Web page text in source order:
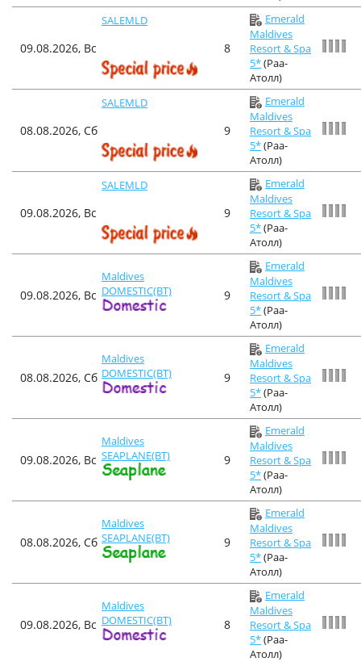
09.08.2026, Вс
SALEMLD
8
Emerald
Maldives
Resort & Spa
5*(Раа-
Атолл)
08.08.2026, Сб
SALEMLD
9
Emerald
Maldives
Resort & Spa
5*(Раа-
Атолл)
09.08.2026, Вс
SALEMLD
9
Emerald
Maldives
Resort & Spa
5*(Раа-
Атолл)
09.08.2026, Вс
Maldives
DOMESTIC(BT)
9
Emerald
Maldives
Resort & Spa
5*(Раа-
Атолл)
08.08.2026, Сб
Maldives
DOMESTIC(BT)
9
Emerald
Maldives
Resort & Spa
5*(Раа-
Атолл)
09.08.2026, Вс
Maldives
SEAPLANE(BT)
9
Emerald
Maldives
Resort & Spa
5*(Раа-
Атолл)
08.08.2026, Сб
Maldives
SEAPLANE(BT)
9
Emerald
Maldives
Resort & Spa
5*(Раа-
Атолл)
09.08.2026, Вс
Maldives
DOMESTIC(BT)
8
Emerald
Maldives
Resort & Spa
5*(Раа-
Атолл)